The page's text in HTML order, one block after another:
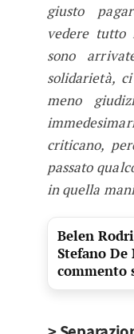
giusto
vedere tutto
sono
solidarietà,
meno
criticano,
passato
in quella
Belen
Stefano
commento